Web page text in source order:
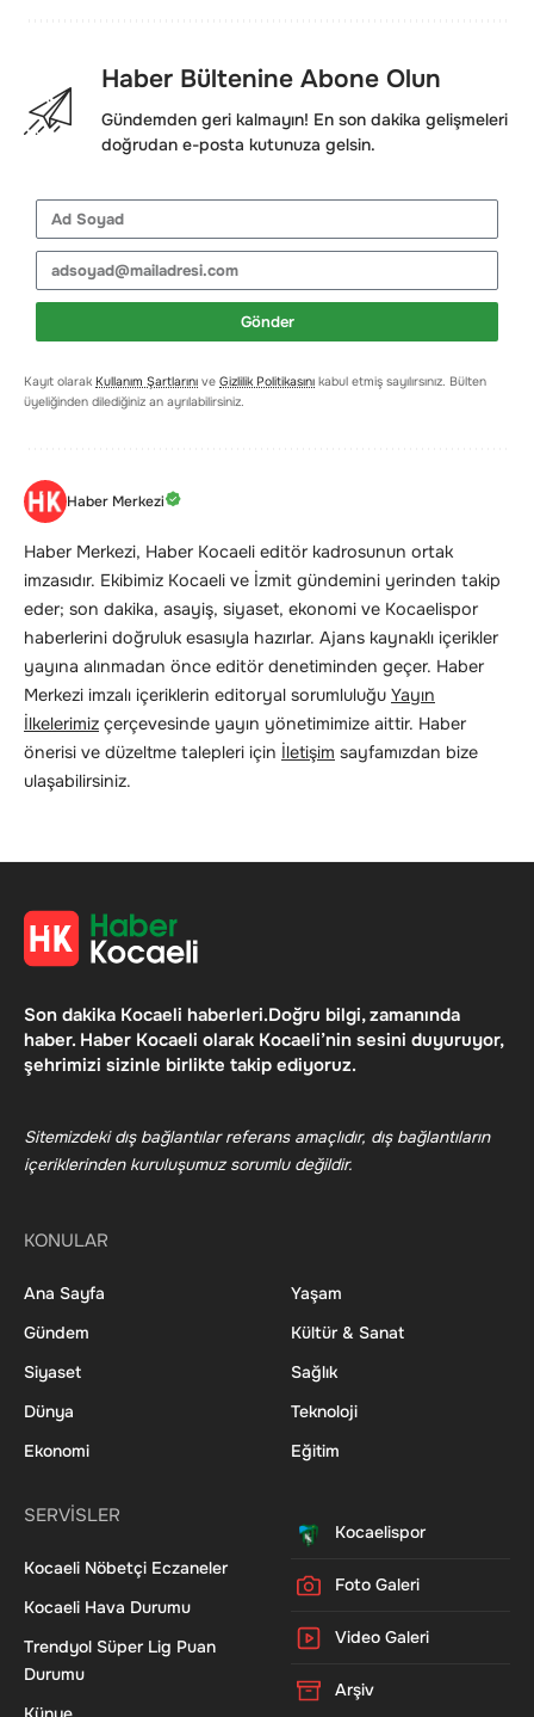
Haber Bültenine Abone Olun
Gündemden geri kalmayın! En son dakika gelişmeleri
doğrudan e-posta kutunuza gelsin.
Gönder
Kayıt olarak Kullanım Şartlarını ve Gizlilik Politikasını kabul etmiş sayılırsınız. Bülten
üyeliğinden dilediğiniz an ayrılabilirsiniz.
Haber Merkezi
Haber Merkezi, Haber Kocaeli editör kadrosunun ortak
imzasıdır. Ekibimiz Kocaeli ve İzmit gündemini yerinden takip
eder; son dakika, asayiş, siyaset, ekonomi ve Kocaelispor
haberlerini doğruluk esasıyla hazırlar. Ajans kaynaklı içerikler
yayına alınmadan önce editör denetiminden geçer. Haber
Merkezi imzalı içeriklerin editoryal sorumluluğu Yayın
İlkelerimiz çerçevesinde yayın yönetimimize aittir. Haber
önerisi ve düzeltme talepleri için İletişim sayfamızdan bize
ulaşabilirsiniz.
Son dakika Kocaeli haberleri.Doğru bilgi, zamanında
haber. Haber Kocaeli olarak Kocaeli’nin sesini duyuruyor,
şehrimizi sizinle birlikte takip ediyoruz.
Sitemizdeki dış bağlantılar referans amaçlıdır, dış bağlantıların
içeriklerinden kuruluşumuz sorumlu değildir.
KONULAR
Ana Sayfa
Gündem
Siyaset
Dünya
Ekonomi
Yaşam
Kültür & Sanat
Sağlık
Teknoloji
Eğitim
SERVİSLER
Kocaeli Nöbetçi Eczaneler
Kocaeli Hava Durumu
Trendyol Süper Lig Puan
Durumu
Kocaelispor
Foto Galeri
Video Galeri
Arşiv